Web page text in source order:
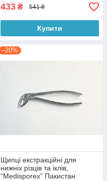
433 ₴ 541 ₴
Купити
–20%
Щипці екстракційні для
нижніх різців та іклів,
“Medisporex” Пакистан